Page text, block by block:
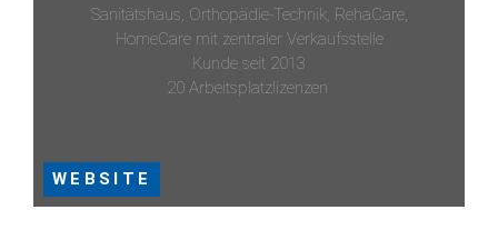
Sanitätshaus, Orthopädie-Technik, RehaCare,
HomeCare mit zentraler Verkaufsstelle
Kunde seit 2013
20 Arbeitsplatzlizenzen
WEBSITE